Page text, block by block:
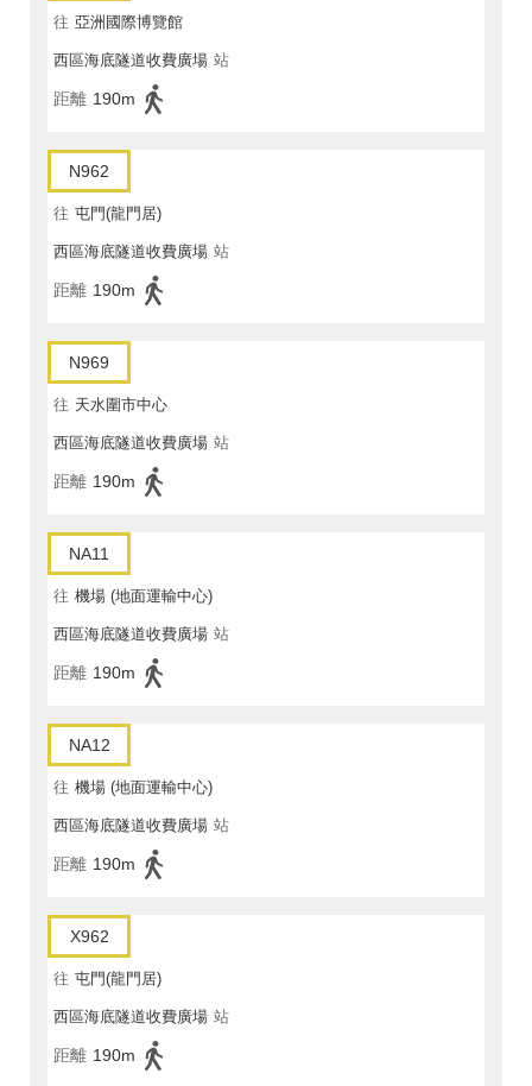
往 亞洲國際博覽館
西區海底隧道收費廣場 站
距離 190m
N962
往 屯門(龍門居)
西區海底隧道收費廣場 站
距離 190m
N969
往 天水圍市中心
西區海底隧道收費廣場 站
距離 190m
NA11
往 機場 (地面運輸中心)
西區海底隧道收費廣場 站
距離 190m
NA12
往 機場 (地面運輸中心)
西區海底隧道收費廣場 站
距離 190m
X962
往 屯門(龍門居)
西區海底隧道收費廣場 站
距離 190m